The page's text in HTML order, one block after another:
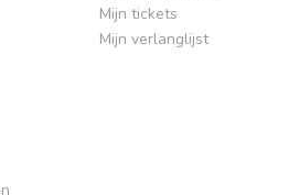
Mijn tickets
Mijn verlanglijst